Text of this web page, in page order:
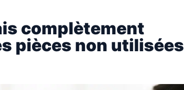
complètement
pièces non utilisées